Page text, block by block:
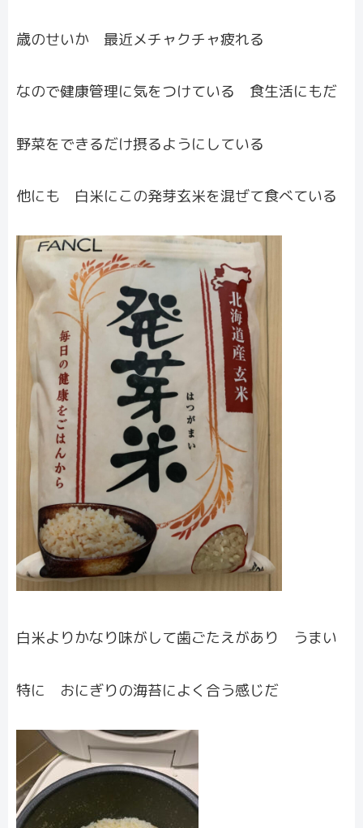
歳のせいか 最近メチャクチャ疲れる
なので健康管理に気をつけている 食生活にもだ
野菜をできるだけ摂るようにしている
他にも 白米にこの発芽玄米を混ぜて食べている
白米よりかなり味がして歯ごたえがあり うまい
特に おにぎりの海苔によく合う感じだ